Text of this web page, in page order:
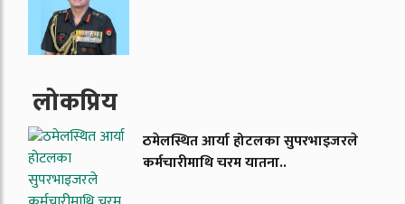
लाेकप्रिय
ठमेलस्थित आर्या होटलका सुपरभाइजरले
कर्मचारीमाथि चरम यातना..